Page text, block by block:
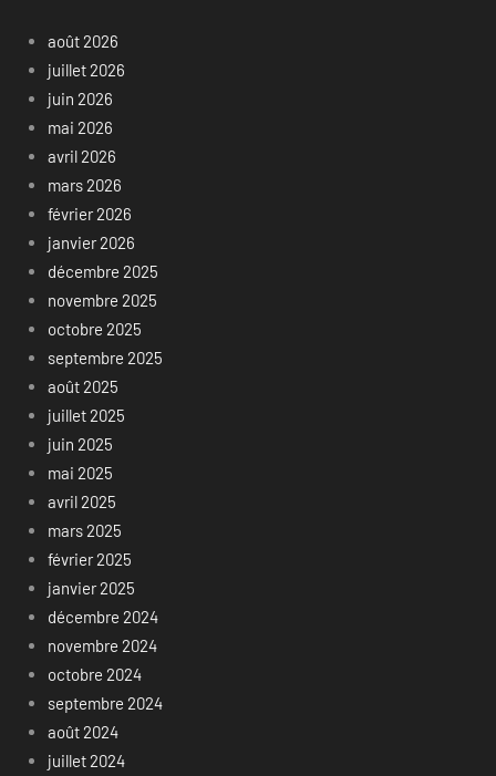
août 2026
juillet 2026
juin 2026
mai 2026
avril 2026
mars 2026
février 2026
janvier 2026
décembre 2025
novembre 2025
octobre 2025
septembre 2025
août 2025
juillet 2025
juin 2025
mai 2025
avril 2025
mars 2025
février 2025
janvier 2025
décembre 2024
novembre 2024
octobre 2024
septembre 2024
août 2024
juillet 2024